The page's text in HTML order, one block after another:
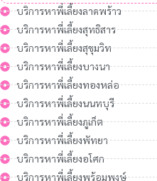
บริการหาพี่เลี้ยงลาดพร้าว
บริการหาพี่เลี้ยงสุทธิสาร
บริการหาพี่เลี้ยงสุขุมวิท
บริการหาพี่เลี้ยงบางนา
บริการหาพี่เลี้ยงทองหล่อ
บริการหาพี่เลี้ยงนนทบุรี
บริการหาพี่เลี้ยงภูเก็ต
บริการหาพี่เลี้ยงพัทยา
บริการหาพี่เลี้ยงอโศก
บริการหาพี่เลี้ยงพร้อมพงษ์